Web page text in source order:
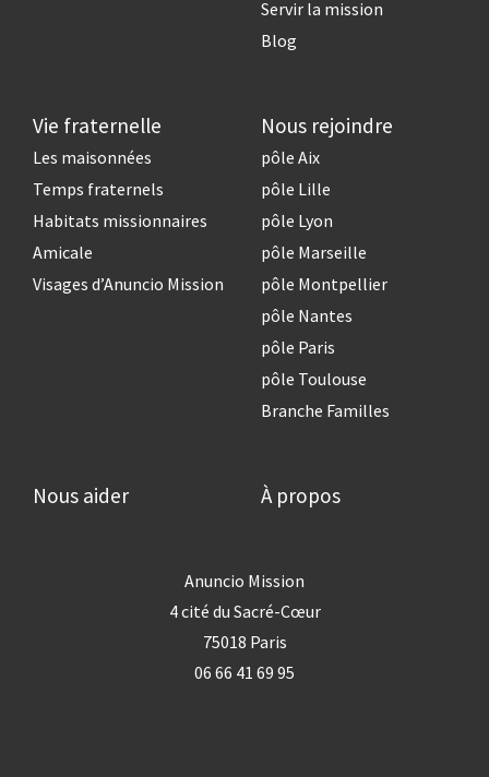
Servir la mission
Blog
Vie fraternelle
Les maisonnées
Temps fraternels
Habitats missionnaires
Amicale
Visages d’Anuncio Mission
Nous rejoindre
pôle Aix
pôle Lille
pôle Lyon
pôle Marseille
pôle Montpellier
pôle Nantes
pôle Paris
pôle Toulouse
Branche Familles
Nous aider À propos
Anuncio Mission
4 cité du Sacré-Cœur
75018 Paris
06 66 41 69 95